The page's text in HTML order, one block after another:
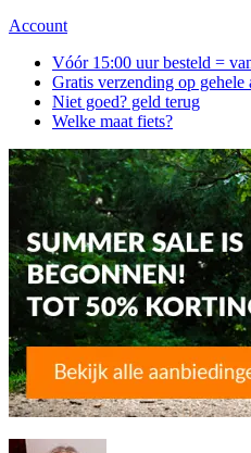
Account
Vóór 15:00 uur besteld =
Gratis verzending op gehele
Niet goed? geld terug
Welke maat fiets?